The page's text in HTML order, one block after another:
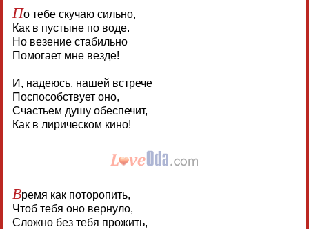
По тебе скучаю сильно,
Как в пустыне по воде.
Но везение стабильно
Помогает мне везде!
И, надеюсь, нашей встрече
Поспособствует оно,
Счастьем душу обеспечит,
Как в лирическом кино!
Время как поторопить,
Чтоб тебя оно вернуло,
Сложно без тебя прожить,